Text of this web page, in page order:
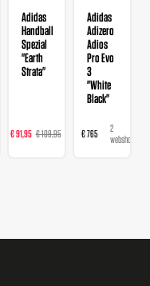
Adidas
Handball
Spezial
"Earth
Strata"
€ 91,95 € 109,95
webshops
Adidas
Adizero
Adios
Pro Evo
3
"White
Black"
€ 765
2
webshops